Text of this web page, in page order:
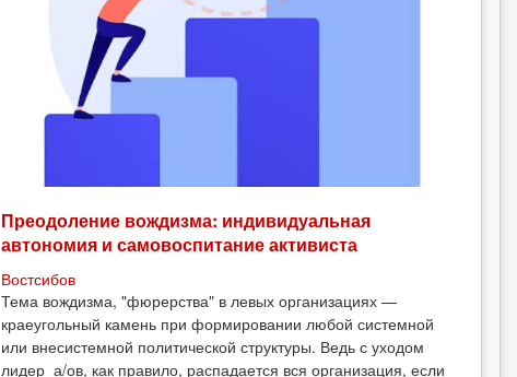
Преодоление вождизма: индивидуальная
автономия и самовоспитание активиста
Востсибов
Тема вождизма, "фюрерства" в левых организациях —
краеугольный камень при формировании любой системной
или внесистемной политической структуры. Ведь с уходом
лидер_а/ов, как правило, распадается вся организация, если